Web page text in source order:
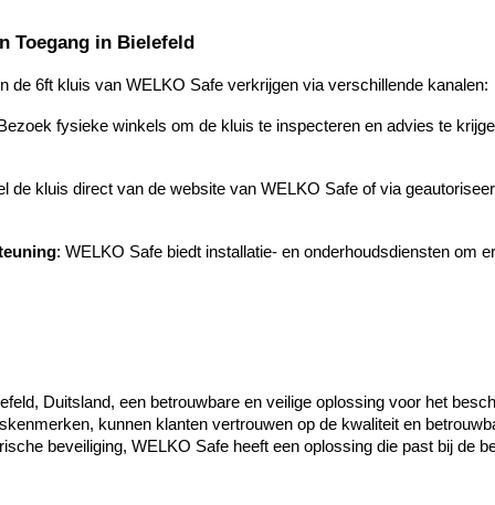
Toegang in Bielefeld
de 6ft kluis van WELKO Safe verkrijgen via verschillende kanalen:
fysieke winkels om de kluis te inspecteren en advies te
de kluis direct van de website van WELKO Safe of via
: WELKO Safe biedt installatie- en onderhoudsdiensten om
Duitsland, een betrouwbare en veilige oplossing voor het
kunnen klanten vertrouwen op de kwaliteit en
beveiliging, WELKO Safe heeft een oplossing die past bij de